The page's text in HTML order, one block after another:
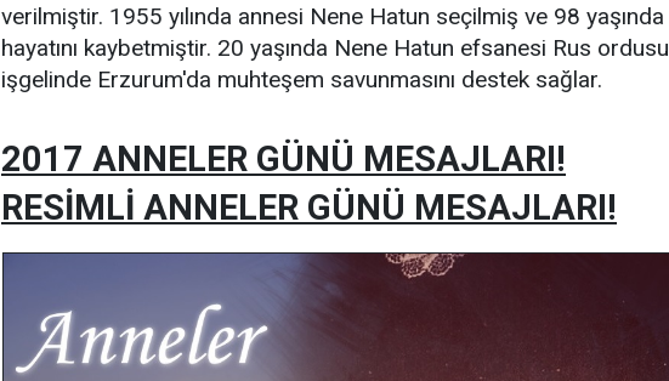
verilmiştir. 1955 yılında annesi Nene Hatun seçilmiş ve 98 yaşında
hayatını kaybetmiştir. 20 yaşında Nene Hatun efsanesi Rus ordusu
işgelinde Erzurum'da muhteşem savunmasını destek sağlar.
2017 ANNELER GÜNÜ MESAJLARI!
RESİMLİ ANNELER GÜNÜ MESAJLARI!